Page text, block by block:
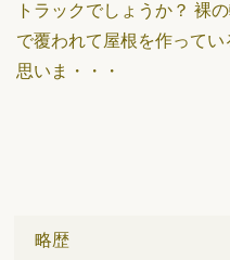
トラックでしょうか？ 裸
で覆われて屋根を作って
思いま・・・
略歴